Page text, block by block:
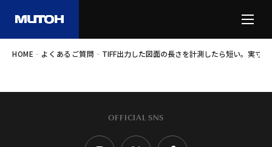
HOME - よくあるご質問 - TIFF出力した図面の長さを計測したら短い。実寸
OFFICIAL SNS